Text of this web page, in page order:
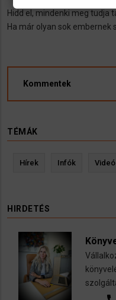
Hidd el, mindenki meg tudja
Ha már olyan sok embernek
Kommentek
TÉMÁK
Hírek Infók Videó
HIRDETÉS